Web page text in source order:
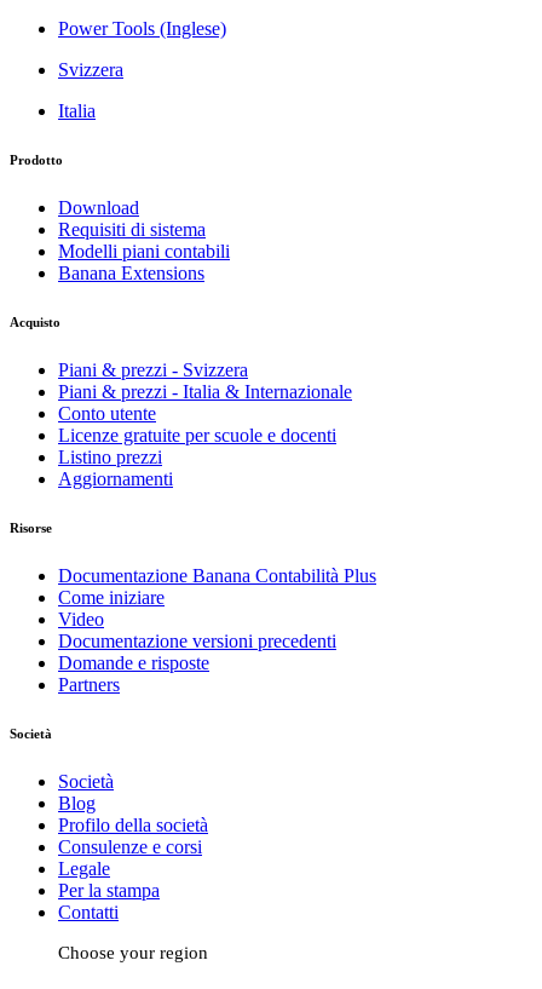
Power Tools (Inglese)
Svizzera
Italia
Prodotto
Download
Requisiti di sistema
Modelli piani contabili
Banana Extensions
Acquisto
Piani & prezzi - Svizzera
Piani & prezzi - Italia & Internazionale
Conto utente
Licenze gratuite per scuole e docenti
Listino prezzi
Aggiornamenti
Risorse
Documentazione Banana Contabilità Plus
Come iniziare
Video
Documentazione versioni precedenti
Domande e risposte
Partners
Società
Società
Blog
Profilo della società
Consulenze e corsi
Legale
Per la stampa
Contatti
Choose your region